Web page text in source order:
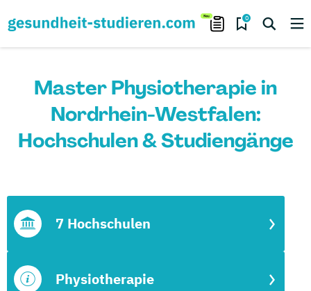
0
Master Physiotherapie in
Nordrhein-Westfalen:
Hochschulen & Studiengänge
Physiotherapie
7 Hochschulen